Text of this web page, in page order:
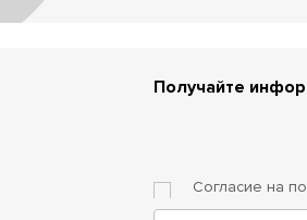
Получайте
Согласие на